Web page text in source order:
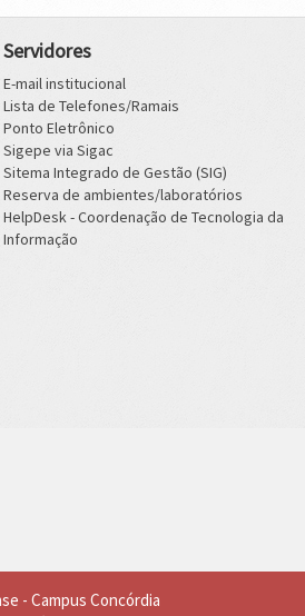
Servidores
E-mail institucional
Lista de Telefones/Ramais
Ponto Eletrônico
Sigepe via Sigac
Sitema Integrado de Gestão (SIG)
Reserva de ambientes/laboratórios
HelpDesk - Coordenação de Tecnologia da
Informação
- Campus Concórdia